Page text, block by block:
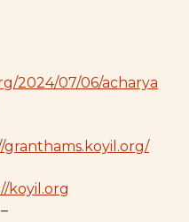
2024/07/06/acharya
granthams.koyil.org/
koyil.org